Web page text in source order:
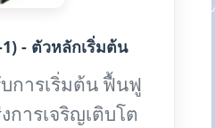
1) - ตัวหลักเริ่มต้น
การเริ่มต้น ฟื้นฟู
การเจริญเติบโต